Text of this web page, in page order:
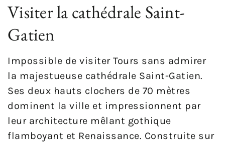
Visiter la cathédrale Saint-
Gatien
Impossible de visiter Tours sans admirer
la majestueuse cathédrale Saint-Gatien.
Ses deux hauts clochers de 70 mètres
dominent la ville et impressionnent par
leur architecture mêlant gothique
flamboyant et Renaissance. Construite sur